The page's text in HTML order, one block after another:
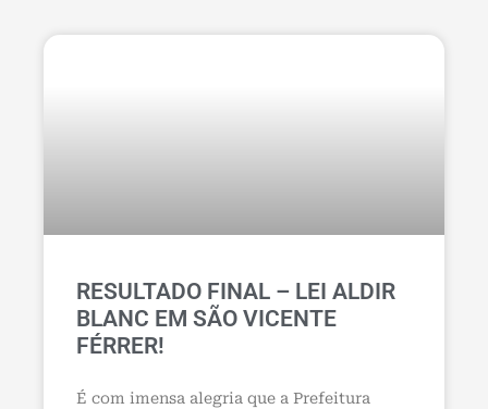
RESULTADO FINAL – LEI ALDIR
BLANC EM SÃO VICENTE
FÉRRER!
É com imensa alegria que a Prefeitura